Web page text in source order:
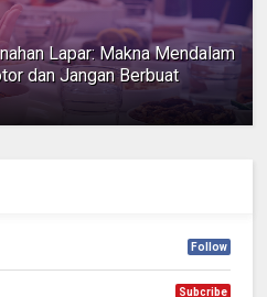
Lapar: Makna Mendalam
dan Jangan Berbuat
Follow
Subcribe